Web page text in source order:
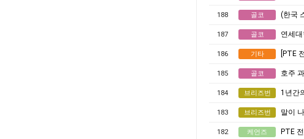
188 골코 (한국 스타
187 골코 연세
186 기타 [PTE
185 골코 호주
184 브리즈번 1년간
183 브리즈번 말이
182 케언즈 PTE 전